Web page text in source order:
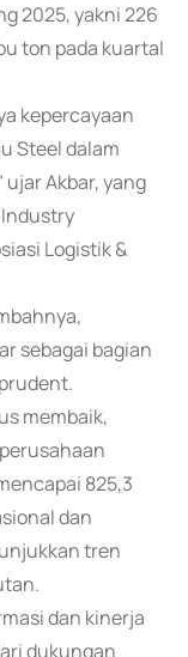
2025, yakni 226
ton pada kuartal
kepercayaan
Steel dalam
Akbar, yang
Logistik &
sebagai bagian
membaik,
825,3
dan
tren
dan kinerja
dukungan